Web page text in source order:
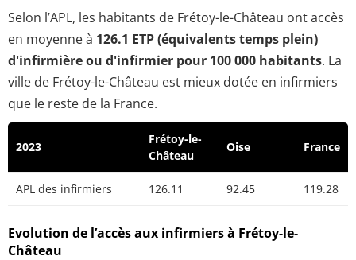
Selon l’APL, les habitants de Frétoy-le-Château ont accès
en moyenne à 126.1 ETP (équivalents temps plein)
d'infirmière ou d'infirmier pour 100 000 habitants. La
ville de Frétoy-le-Château est mieux dotée en infirmiers
que le reste de la France.
2023
Frétoy-le-
Château
Oise France
APL des infirmiers 126.11 92.45 119.28
Evolution de l’accès aux infirmiers à Frétoy-le-
Château